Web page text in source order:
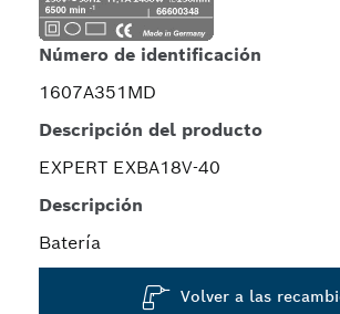
Número de identificación
1607A351MD
Descripción del producto
EXPERT EXBA18V-40
Descripción
Batería
Volver a las